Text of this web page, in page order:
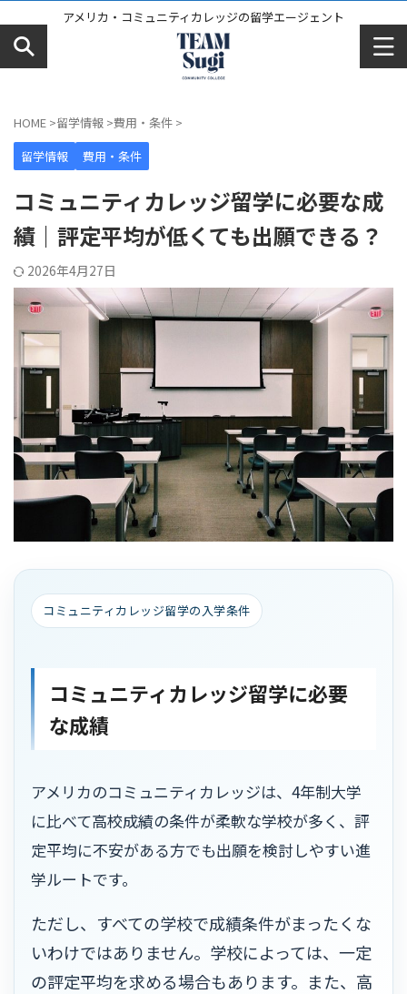
アメリカ・コミュニティカレッジの留学エージェント
HOME >留学情報 >費用・条件 >
留学情報
費用・条件
コミュニティカレッジ留学に必要な成
績｜評定平均が低くても出願できる？
2026年4月27日
コミュニティカレッジ留学の入学条件
コミュニティカレッジ留学に必要
な成績
アメリカのコミュニティカレッジは、4年制大学
に比べて高校成績の条件が柔軟な学校が多く、評
定平均に不安がある方でも出願を検討しやすい進
学ルートです。
ただし、すべての学校で成績条件がまったくな
いわけではありません。学校によっては、一定
の評定平均を求める場合もあります。また、高